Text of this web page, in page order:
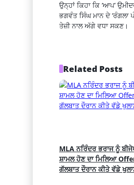
ਉਨ੍ਹਾਂ ਕਿਹਾ ਕਿ ‘ਆਪ’
ਭਗਵੰਤ ਸਿੰਘ ਮਾਨ ਦੇ ‘ਰੰਗਲਾ
ਤੇਜ਼ੀ ਨਾਲ ਅੱਗੇ ਵਧਾ ਸਕਣ।
Related Posts
MLA ਨਰਿੰਦਰ ਭਰਾਜ ਨੂੰ
ਸ਼ਾਮਲ ਹੋਣ ਦਾ ਮਿਲਿਆ
ਗੱਲਬਾਤ ਦੌਰਾਨ ਕੀਤੇ ਵੱਡੇ